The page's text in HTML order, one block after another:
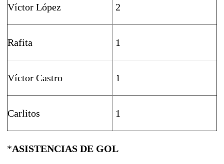
Víctor López 2
Rafita 1
Víctor Castro 1
Carlitos 1
*ASISTENCIAS DE GOL